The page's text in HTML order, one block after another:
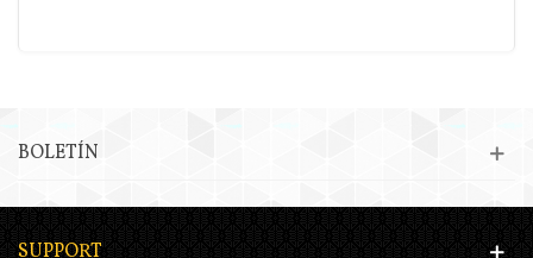
BOLETÍN
SUPPORT